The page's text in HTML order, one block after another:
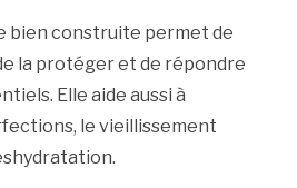
bien construite permet de
la protéger et de répondre
Elle aide aussi à
le vieillissement